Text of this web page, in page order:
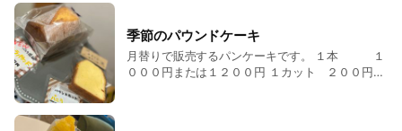
季節のパウンドケーキ
月替りで販売するパンケーキです。 １本 １
０００円または１２００円 １カット ２００円ま